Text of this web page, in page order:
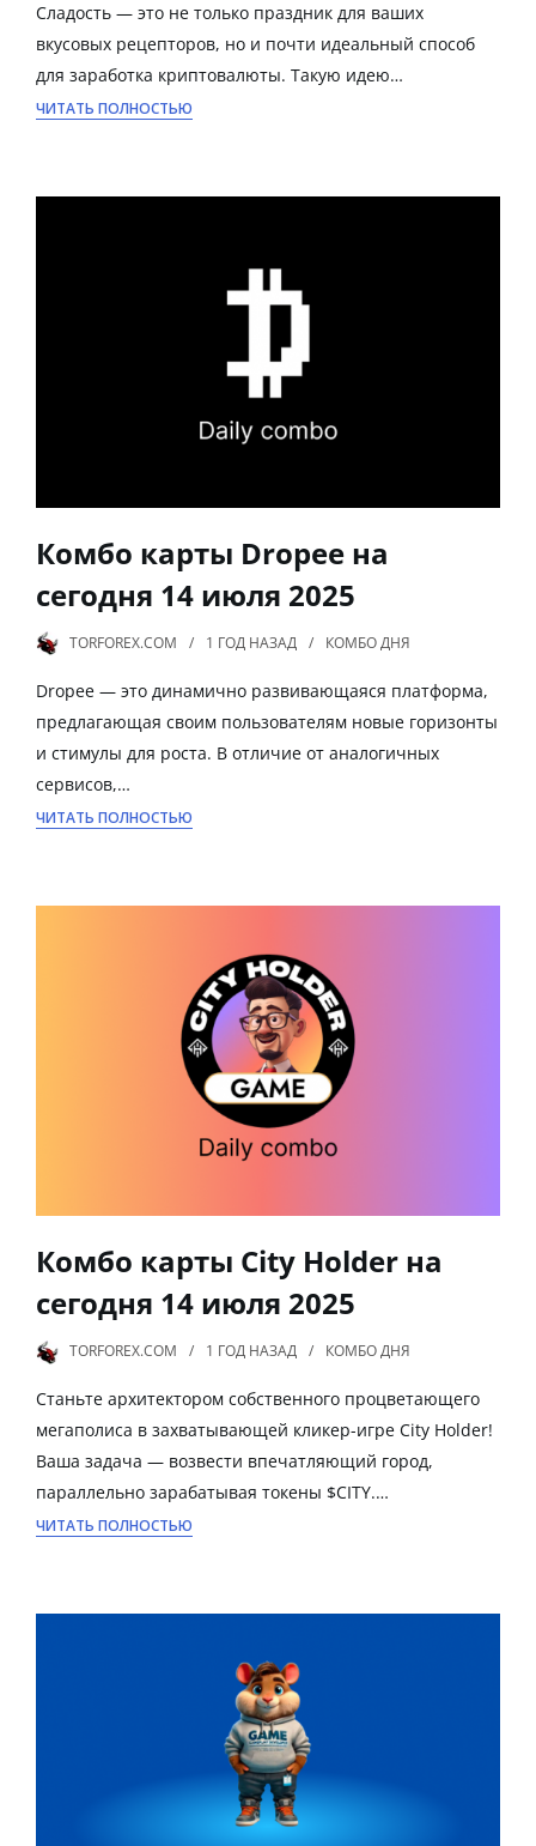
Сладость — это не только праздник для ваших
вкусовых рецепторов, но и почти идеальный способ
для заработка криптовалюты. Такую идею…
ЧИТАТЬ ПОЛНОСТЬЮ
Комбо карты Dropee на
сегодня 14 июля 2025
TORFOREX.COM 1 ГОД НАЗАД КОМБО ДНЯ
Dropee — это динамично развивающаяся платформа,
предлагающая своим пользователям новые горизонты
и стимулы для роста. В отличие от аналогичных
сервисов,…
ЧИТАТЬ ПОЛНОСТЬЮ
Комбо карты City Holder на
сегодня 14 июля 2025
TORFOREX.COM 1 ГОД НАЗАД КОМБО ДНЯ
Станьте архитектором собственного процветающего
мегаполиса в захватывающей кликер-игре City Holder!
Ваша задача — возвести впечатляющий город,
параллельно зарабатывая токены $CITY.…
ЧИТАТЬ ПОЛНОСТЬЮ